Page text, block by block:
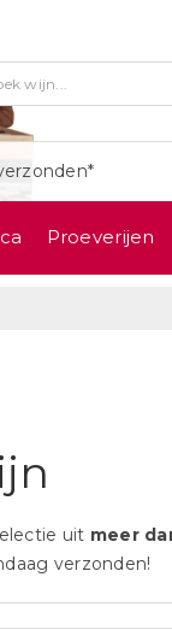
Proeverijen
uit meer
verzonden!